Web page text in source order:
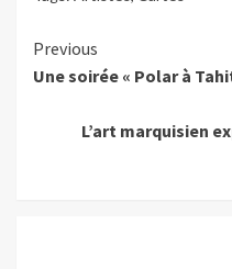
Continue
Reading
Previous
Une soirée « Polar à
L’art marquisien